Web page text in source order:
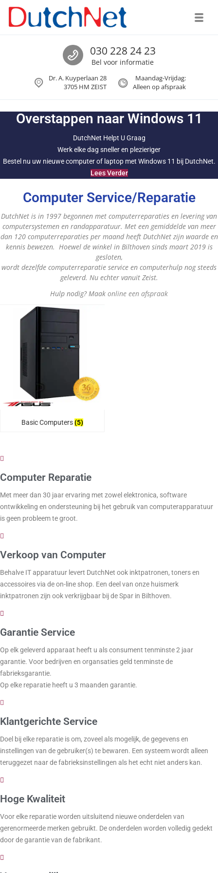
Skip to navigation
Skip to content
Computerondersteuning en -services sinds 1998Bel DutchNet
030 228 24 23
Bel voor informatie
Dr. A. Kuyperlaan 28
3705 HM ZEIST
Maandag-Vrijdag:
Alleen op afspraak
Overstappen naar Windows 11
DutchNet Helpt U Graag
Werk elke dag sneller en plezieriger
Bestel nu uw nieuwe computer of laptop met Windows 11 bij DutchNet.
Lees Verder
Computer Service/Reparatie
DutchNet is in 1997 begonnen met computerreparaties en levering van
computersystemen en randapparatuur. Met een gemiddelde van meer
dan 120 computerreparaties per maand heeft DutchNet zijn waarde en
kennis bewezen. Hoewel de winkel in Bilthoven sinds maart 2019 is
gesloten,
wordt dezelfde computerreparatie service en computerhulp nog steeds
geleverd. Nu echter vanuit Zeist.
Hulp nodig? Maak online een afspraak
Basic Computers(5)
Computer Reparatie
Met meer dan 30 jaar ervaring met zowel elektronica, software
ontwikkeling en ondersteuning bij het gebruik van computerapparatuur
is geen probleem te groot.
Verkoop van Computer
Behalve IT apparatuur levert DutchNet ook inktpatronen, toners en
accessoires via de on-line shop. Een deel van onze huismerk
inktpatronen zijn ook verkrijgbaar bij de Spar in Bilthoven.
Garantie Service
Op elk geleverd apparaat heeft u als consument tenminste 2 jaar
garantie. Voor bedrijven en organsaties geld tenminste de
fabrieksgarantie.
Op elke reparatie heeft u 3 maanden garantie.
Klantgerichte Service
Doel bij elke reparatie is om, zoveel als mogelijk, de gegevens en
instellingen van de gebruiker(s) te bewaren. Een systeem wordt alleen
teruggezet naar de fabrieksinstellingen als het echt niet anders kan.
Hoge Kwaliteit
Voor elke reparatie worden uitsluitend nieuwe onderdelen van
gerenormeerde merken gebruikt. De onderdelen worden volledig gedekt
door de garantie van de fabrikant.